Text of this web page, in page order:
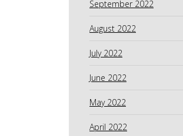
September 2022
August 2022
July 2022
June 2022
May 2022
April 2022